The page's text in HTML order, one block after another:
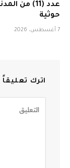
عدد (11) من
حوثية
7 أغسطس، 2026
اترك تعليقاً